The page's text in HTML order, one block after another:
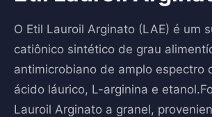
O Etil Lauroil Arginato (LAE) é um
catiônico sintético de grau
antimicrobiano de amplo espectro
ácido láurico, L-arginina e
Lauroil Arginato a granel,